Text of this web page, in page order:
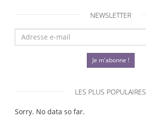
NEWSLETTER
Je m'abonne !
LES PLUS POPULAIRES
Sorry. No data so far.